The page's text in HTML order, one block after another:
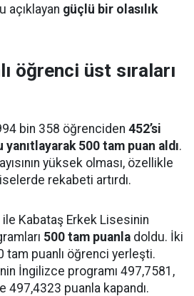
açıklayan güçlü bir olasılık
öğrenci üst sıraları
bin 358 öğrenciden 452’si
500 tam puan aldı.
yüksek olması, özellikle
rekabeti artırdı.
Kabataş Erkek Lisesinin
500 tam puanla doldu. İki
tam puanlı öğrenci yerleşti.
İngilizce programı 497,7581,
497,4323 puanla kapandı.